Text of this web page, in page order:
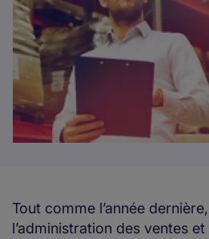
Tout comme l’année
l’administration des ventes